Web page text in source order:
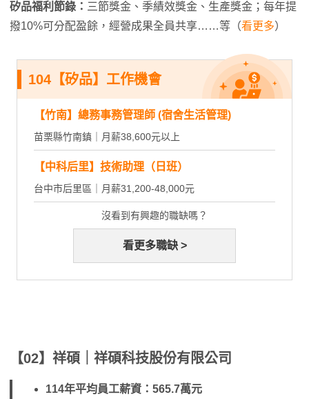
矽品福利節錄： 三節獎金、季績效獎金、生產獎金；每年提
撥10%可分配盈餘，經營成果全員共享……等（看更多）
104【矽品】工作機會
【竹南】總務事務管理師 (宿舍生活管理)
苗栗縣竹南鎮｜月薪38,600元以上
【中科后里】技術助理（日班）
台中市后里區｜月薪31,200-48,000元
沒看到有興趣的職缺嗎？
看更多職缺 >
【02】祥碩｜祥碩科技股份有限公司
114年平均員工薪資：565.7萬元